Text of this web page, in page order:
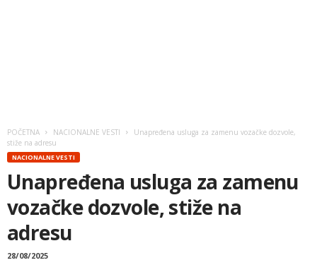
POČETNA NACIONALNE VESTI
Unapređena usluga za zamenu vozačke dozvole,
stiže na adresu
NACIONALNE VESTI
Unapređena usluga za zamenu
vozačke dozvole, stiže na
adresu
28/08/2025